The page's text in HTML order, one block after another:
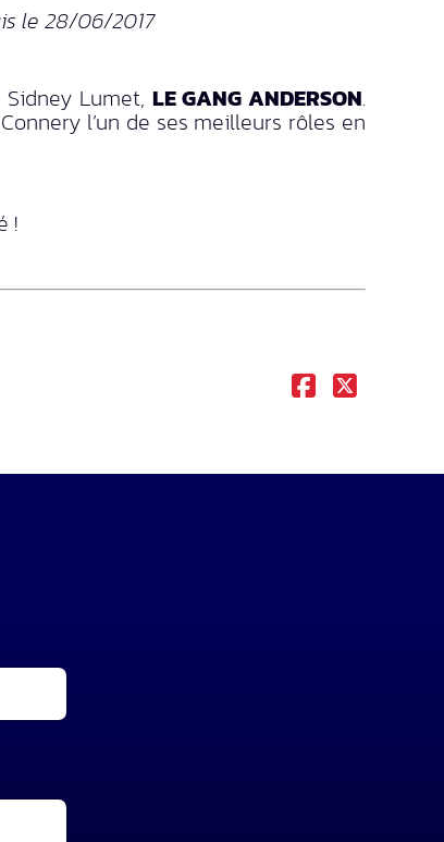
le 28/06/2017
Lumet, LE GANG ANDERSON.
l’un de ses meilleurs rôles en
!